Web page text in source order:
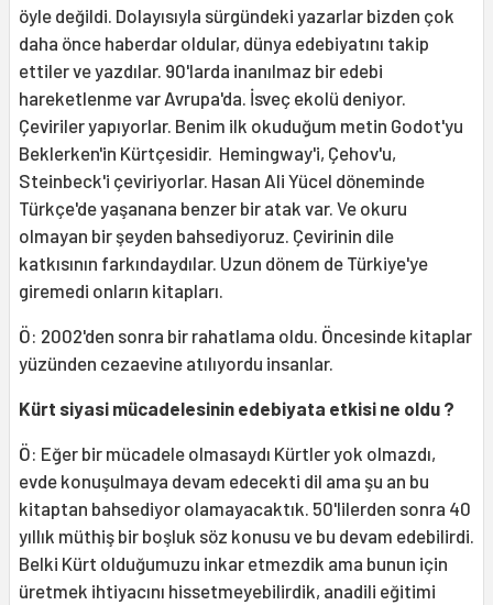
öyle değildi. Dolayısıyla sürgündeki yazarlar bizden çok
daha önce haberdar oldular, dünya edebiyatını takip
ettiler ve yazdılar. 90'larda inanılmaz bir edebi
hareketlenme var Avrupa'da. İsveç ekolü deniyor.
Çeviriler yapıyorlar. Benim ilk okuduğum metin Godot'yu
Beklerken'in Kürtçesidir. Hemingway'i, Çehov'u,
Steinbeck'i çeviriyorlar. Hasan Ali Yücel döneminde
Türkçe'de yaşanana benzer bir atak var. Ve okuru
olmayan bir şeyden bahsediyoruz. Çevirinin dile
katkısının farkındaydılar. Uzun dönem de Türkiye'ye
giremedi onların kitapları.
Ö: 2002'den sonra bir rahatlama oldu. Öncesinde kitaplar
yüzünden cezaevine atılıyordu insanlar.
Kürt siyasi mücadelesinin edebiyata etkisi ne oldu ?
Ö: Eğer bir mücadele olmasaydı Kürtler yok olmazdı,
evde konuşulmaya devam edecekti dil ama şu an bu
kitaptan bahsediyor olamayacaktık. 50'lilerden sonra 40
yıllık müthiş bir boşluk söz konusu ve bu devam edebilirdi.
Belki Kürt olduğumuzu inkar etmezdik ama bunun için
üretmek ihtiyacını hissetmeyebilirdik, anadili eğitimi